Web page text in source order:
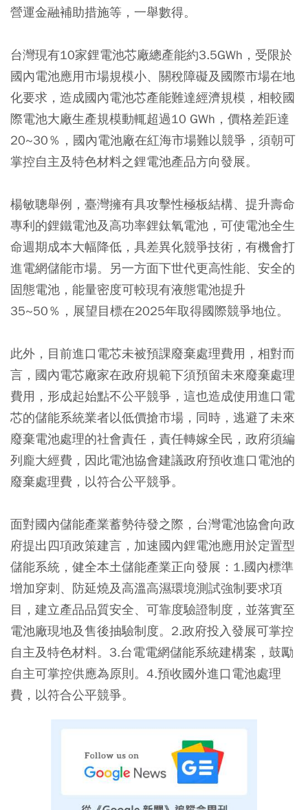
營運金融補助措施等，一舉數得。
台灣現有10家鋰電池芯廠總產能約3.5GWh，受限於
國內電池應用市場規模小、關稅障礙及國際市場在地
化要求，造成國內電池芯產能難達經濟規模，相較國
際電池大廠生產規模動輒超過10 GWh，價格差距達
20~30％，國內電池廠在紅海市場難以競爭，須朝可
掌控自主及特色材料之鋰電池產品方向發展。
楊敏聰舉例，臺灣擁有具攻擊性極板結構、提升壽命
專利的鋰鐵電池及高功率鋰鈦氧電池，可使電池全生
命週期成本大幅降低，具差異化競爭技術，有機會打
進電網儲能市場。另一方面下世代更高性能、安全的
固態電池，能量密度可較現有液態電池提升
35~50％，展望目標在2025年取得國際競爭地位。
此外，目前進口電芯未被預課廢棄處理費用，相對而
言，國內電芯廠家在政府規範下須預留未來廢棄處理
費用，形成起始點不公平競爭，這也造成使用進口電
芯的儲能系統業者以低價搶市場，同時，逃避了未來
廢棄電池處理的社會責任，責任轉嫁全民，政府須編
列龐大經費，因此電池協會建議政府預收進口電池的
廢棄處理費，以符合公平競爭。
面對國內儲能產業蓄勢待發之際，台灣電池協會向政
府提出四項政策建言，加速國內鋰電池應用於定置型
儲能系統，健全本土儲能產業正向發展：1.國內標準
增加穿刺、防延燒及高溫高濕環境測試強制要求項
目，建立產品品質安全、可靠度驗證制度，並落實至
電池廠現地及售後抽驗制度。2.政府投入發展可掌控
自主及特色材料。3.台電電網儲能系統建構案，鼓勵
自主可掌控供應為原則。4.預收國外進口電池處理
費，以符合公平競爭。